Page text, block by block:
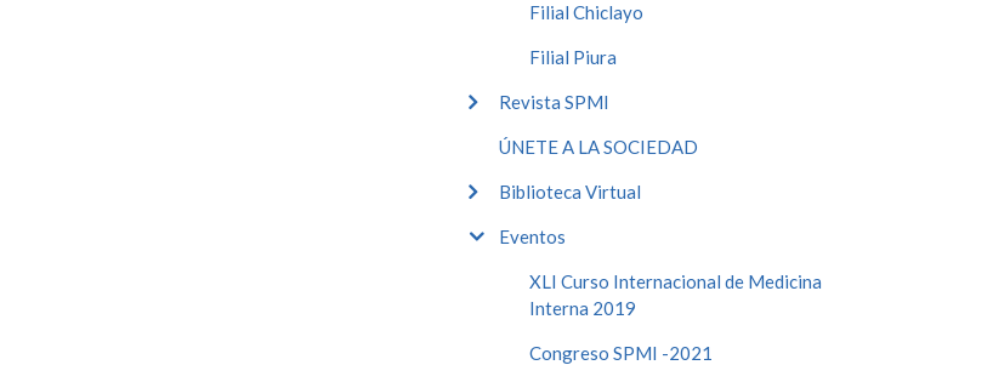
Filial Chiclayo
Filial Piura
Revista SPMI
ÚNETE A LA SOCIEDAD
Biblioteca Virtual
Eventos
XLI Curso Internacional de Medicina
Interna 2019
Congreso SPMI -2021